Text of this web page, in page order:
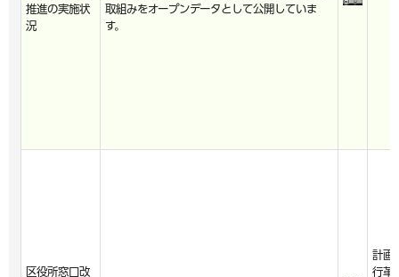
推進の実施状
況
取組みをオープンデータとして公開していま
す。
区役所窓口改
計画
行革